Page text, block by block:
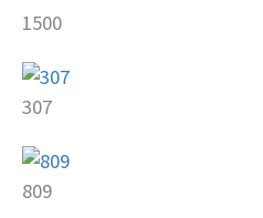
1500
307
809